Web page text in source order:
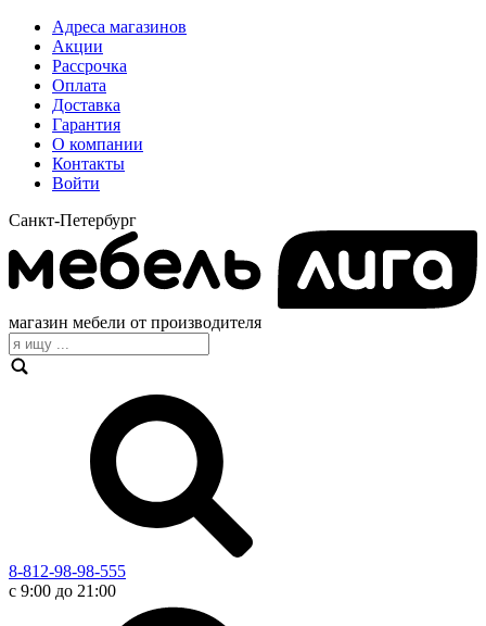
Адреса магазинов
Акции
Рассрочка
Оплата
Доставка
Гарантия
О компании
Контакты
Войти
Санкт-Петербург
магазин мебели от производителя
8-812-98-98-555
с 9:00 до 21:00